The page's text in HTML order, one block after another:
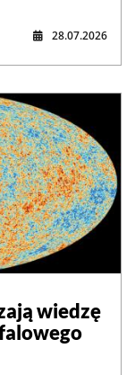
28.07.2026
wiedzę